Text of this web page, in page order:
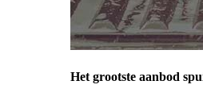
Het grootste aanbod